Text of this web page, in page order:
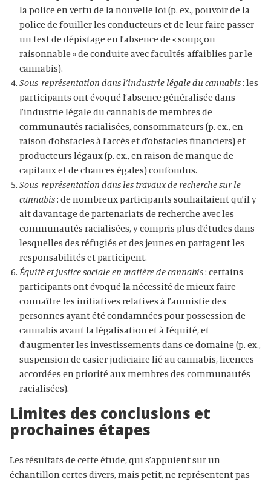
la police en vertu de la nouvelle loi (p. ex., pouvoir de la
police de fouiller les conducteurs et de leur faire passer
un test de dépistage en l’absence de « soupçon
raisonnable » de conduite avec facultés affaiblies par le
cannabis).
Sous-représentation dans l’industrie légale du cannabis: les
participants ont évoqué l’absence généralisée dans
l’industrie légale du cannabis de membres de
communautés racialisées, consommateurs (p. ex., en
raison d’obstacles à l’accès et d’obstacles financiers) et
producteurs légaux (p. ex., en raison de manque de
capitaux et de chances égales) confondus.
Sous-représentation dans les travaux de recherche sur le
cannabis: de nombreux participants souhaitaient qu’il y
ait davantage de partenariats de recherche avec les
communautés racialisées, y compris plus d’études dans
lesquelles des réfugiés et des jeunes en partagent les
responsabilités et participent.
Équité et justice sociale en matière de cannabis: certains
participants ont évoqué la nécessité de mieux faire
connaître les initiatives relatives à l’amnistie des
personnes ayant été condamnées pour possession de
cannabis avant la légalisation et à l’équité, et
d’augmenter les investissements dans ce domaine (p. ex.,
suspension de casier judiciaire lié au cannabis, licences
accordées en priorité aux membres des communautés
racialisées).
Limites des conclusions et
prochaines étapes
Les résultats de cette étude, qui s’appuient sur un
échantillon certes divers, mais petit, ne représentent pas